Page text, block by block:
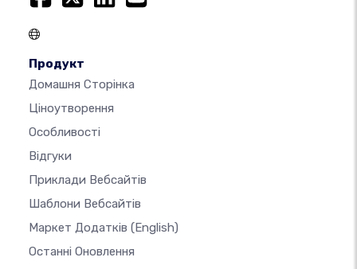
Продукт
Домашня Сторінка
Ціноутворення
Особливості
Відгуки
Приклади Вебсайтів
Шаблони Вебсайтів
Маркет Додатків (English)
Останні Оновлення